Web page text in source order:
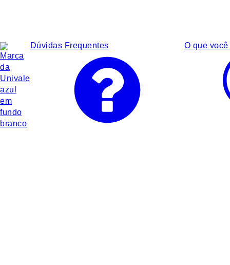
Dúvidas Frequentes O que